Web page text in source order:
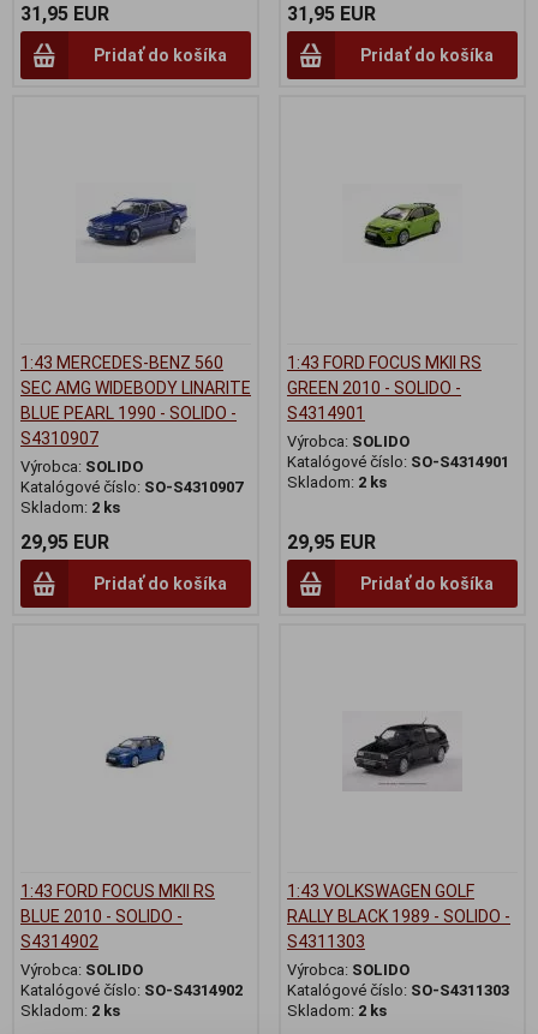
31,95 EUR
Pridať do košíka
31,95 EUR
Pridať do košíka
1:43 MERCEDES-BENZ 560
SEC AMG WIDEBODY LINARITE
BLUE PEARL 1990 - SOLIDO -
S4310907
Výrobca: SOLIDO
Katalógové číslo: SO-S4310907
Skladom: 2 ks
29,95 EUR
Pridať do košíka
1:43 FORD FOCUS MKII RS
GREEN 2010 - SOLIDO -
S4314901
Výrobca: SOLIDO
Katalógové číslo: SO-S4314901
Skladom: 2 ks
29,95 EUR
Pridať do košíka
1:43 FORD FOCUS MKII RS
BLUE 2010 - SOLIDO -
S4314902
Výrobca: SOLIDO
Katalógové číslo: SO-S4314902
Skladom: 2 ks
1:43 VOLKSWAGEN GOLF
RALLY BLACK 1989 - SOLIDO -
S4311303
Výrobca: SOLIDO
Katalógové číslo: SO-S4311303
Skladom: 2 ks